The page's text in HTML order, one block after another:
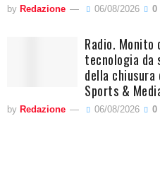
by Redazione 06/08/2026 0
Radio. Monito
tecnologia da
della
Sports &
by Redazione 06/08/2026 0